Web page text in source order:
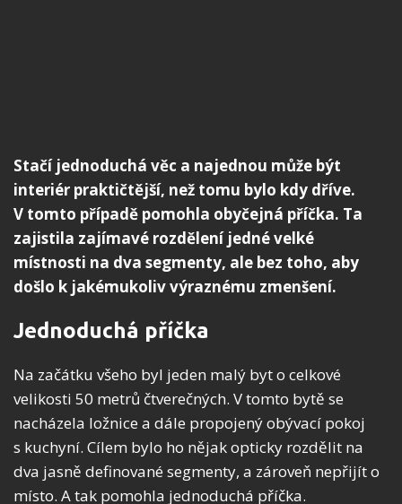
Stačí jednoduchá věc a najednou může být
interiér praktičtější, než tomu bylo kdy dříve.
V tomto případě pomohla obyčejná příčka. Ta
zajistila zajímavé rozdělení jedné velké
místnosti na dva segmenty, ale bez toho, aby
došlo k jakémukoliv výraznému zmenšení.
Jednoduchá příčka
Na začátku všeho byl jeden malý byt o celkové
velikosti 50 metrů čtverečných. V tomto bytě se
nacházela ložnice a dále propojený obývací pokoj
s kuchyní. Cílem bylo ho nějak opticky rozdělit na
dva jasně definované segmenty, a zároveň nepřijít o
místo. A tak pomohla jednoduchá příčka.